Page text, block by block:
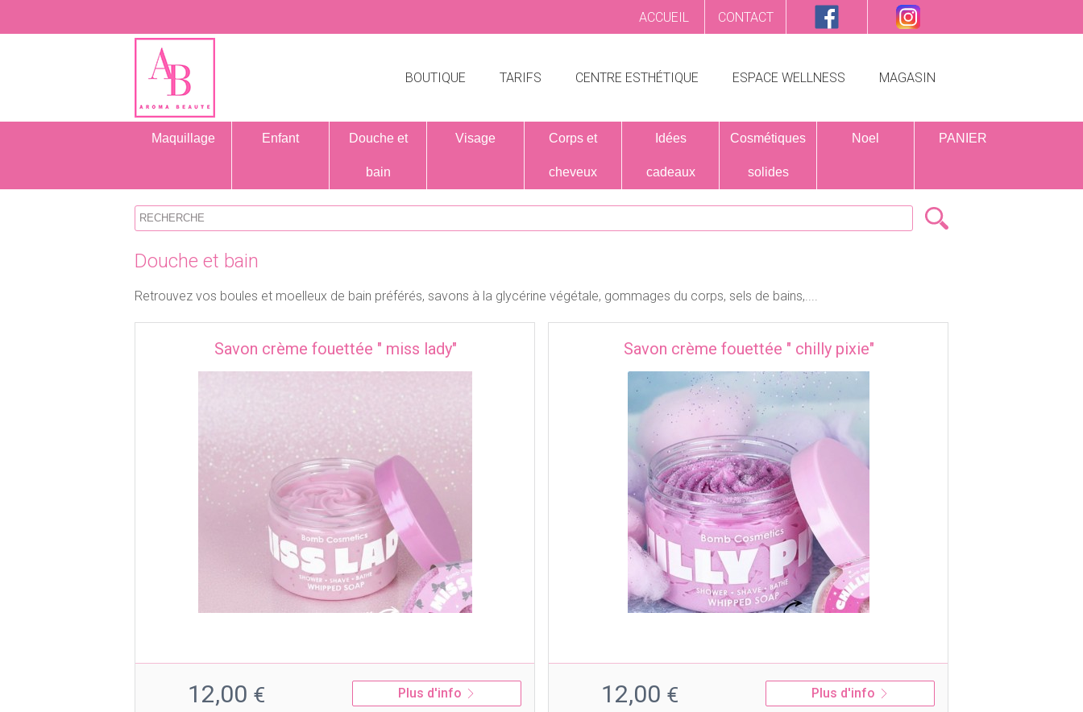
CONTACT
ACCUEIL
BOUTIQUE TARIFS CENTRE ESTHÉTIQUE ESPACE WELLNESS MAGASIN
Maquillage Enfant Douche et
bain
Visage Corps et
cheveux
Idées
cadeaux
Cosmétiques
solides
Noel PANIER
Douche et bain
Retrouvez vos boules et moelleux de bain préférés, savons à la glycérine végétale, gommages du corps, sels de bains,....
Savon crème fouettée " miss lady"
12,00 € Plus d'info
Savon crème fouettée " chilly pixie"
12,00 € Plus d'info